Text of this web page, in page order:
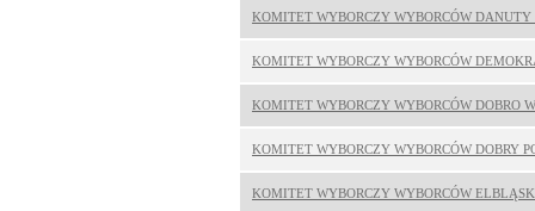
KOMITET WYBORCZY WYBORCÓW
KOMITET WYBORCZY WYBORCÓW
KOMITET WYBORCZY WYBORCÓW DOBRO
KOMITET WYBORCZY WYBORCÓW DOBRY
KOMITET WYBORCZY WYBORCÓW